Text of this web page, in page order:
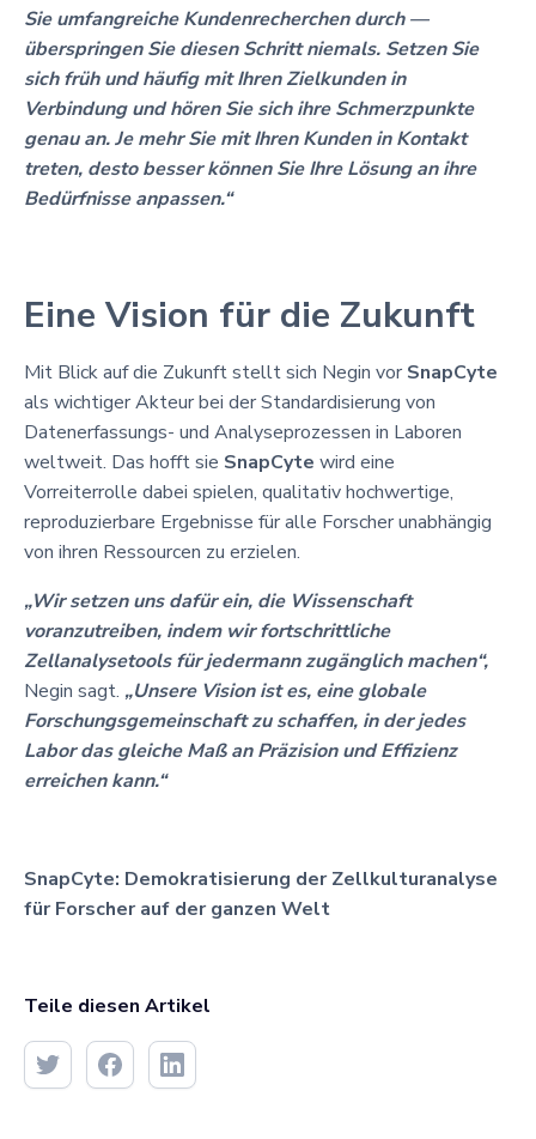
Sie umfangreiche Kundenrecherchen durch —
überspringen Sie diesen Schritt niemals. Setzen Sie
sich früh und häufig mit Ihren Zielkunden in
Verbindung und hören Sie sich ihre Schmerzpunkte
genau an. Je mehr Sie mit Ihren Kunden in Kontakt
treten, desto besser können Sie Ihre Lösung an ihre
Bedürfnisse anpassen.“
Eine Vision für die Zukunft
Mit Blick auf die Zukunft stellt sich Negin vor SnapCyte
als wichtiger Akteur bei der Standardisierung von
Datenerfassungs- und Analyseprozessen in Laboren
weltweit. Das hofft sie SnapCyte wird eine
Vorreiterrolle dabei spielen, qualitativ hochwertige,
reproduzierbare Ergebnisse für alle Forscher unabhängig
von ihren Ressourcen zu erzielen.
„Wir setzen uns dafür ein, die Wissenschaft
voranzutreiben, indem wir fortschrittliche
Zellanalysetools für jedermann zugänglich machen“,
Negin sagt. „Unsere Vision ist es, eine globale
Forschungsgemeinschaft zu schaffen, in der jedes
Labor das gleiche Maß an Präzision und Effizienz
erreichen kann.“
SnapCyte: Demokratisierung der Zellkulturanalyse
für Forscher auf der ganzen Welt
Teile diesen Artikel